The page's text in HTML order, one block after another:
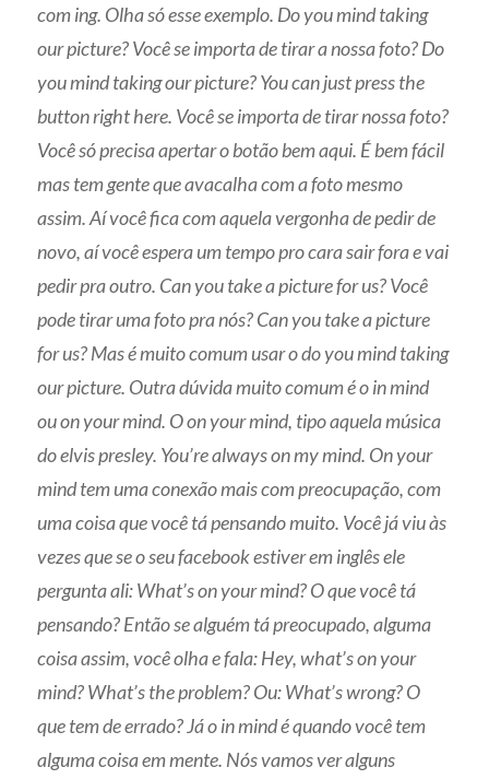
com ing. Olha só esse exemplo. Do you mind taking
our picture? Você se importa de tirar a nossa foto? Do
you mind taking our picture? You can just press the
button right here. Você se importa de tirar nossa foto?
Você só precisa apertar o botão bem aqui. É bem fácil
mas tem gente que avacalha com a foto mesmo
assim. Aí você fica com aquela vergonha de pedir de
novo, aí você espera um tempo pro cara sair fora e vai
pedir pra outro. Can you take a picture for us? Você
pode tirar uma foto pra nós? Can you take a picture
for us? Mas é muito comum usar o do you mind taking
our picture. Outra dúvida muito comum é o in mind
ou on your mind. O on your mind, tipo aquela música
do elvis presley. You’re always on my mind. On your
mind tem uma conexão mais com preocupação, com
uma coisa que você tá pensando muito. Você já viu às
vezes que se o seu facebook estiver em inglês ele
pergunta ali: What’s on your mind? O que você tá
pensando? Então se alguém tá preocupado, alguma
coisa assim, você olha e fala: Hey, what’s on your
mind? What’s the problem? Ou: What’s wrong? O
que tem de errado? Já o in mind é quando você tem
alguma coisa em mente. Nós vamos ver alguns